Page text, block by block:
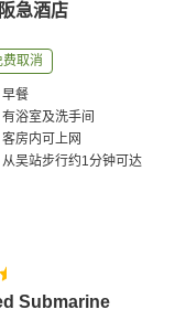
急酒店
费取消
早餐
有浴室及洗手间
客房内可上网
从吴站步行约1分钟可达
Submarine